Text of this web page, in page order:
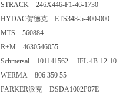
STRACK 246X446-F1-46-1730
HYDAC贺德克 ETS348-5-400-000
MTS 560884
R+M 4630546055
Schmersal 101141562 IFL 4B-12-10
WERMA 806 350 55
PARKER派克 DSDA1002P07E